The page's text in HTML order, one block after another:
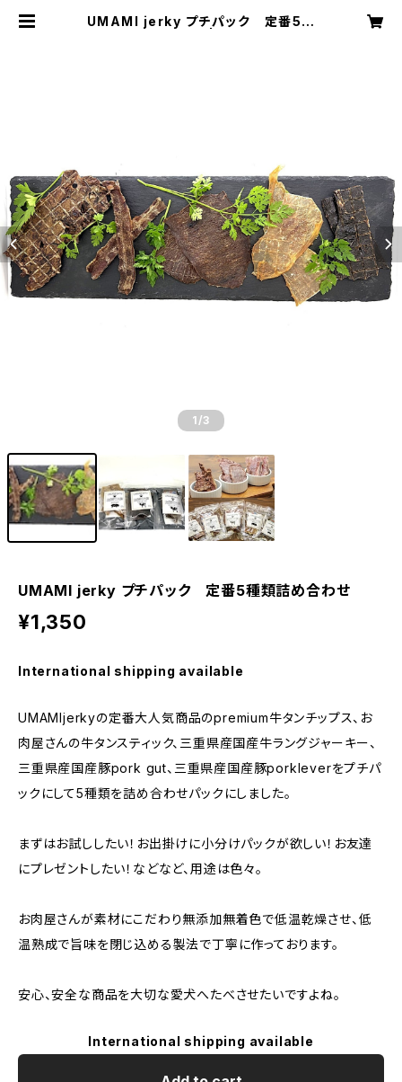
UMAMI jerky プチパック 定番5種
1 /3
UMAMI jerky プチパック 定番5種類詰め合わせ
¥1,350
International shipping available
UMAMIjerkyの定番大人気商品のpremium牛タンチップス、お
肉屋さんの牛タンスティック、三重県産国産牛ラングジャーキー、
三重県産国産豚pork gut、三重県産国産豚porkleverをプチパ
ックにして5種類を詰め合わせパックにしました。
まずはお試ししたい！お出掛けに小分けパックが欲しい！お友達
にプレゼントしたい！などなど、用途は色々。
お肉屋さんが素材にこだわり無添加無着色で低温乾燥させ、低
温熟成で旨味を閉じ込める製法で丁寧に作っております。
安心、安全な商品を大切な愛犬へたべさせたいですよね。
International shipping available